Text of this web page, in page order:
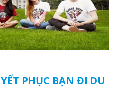
PHỤC BẠN ĐI DU